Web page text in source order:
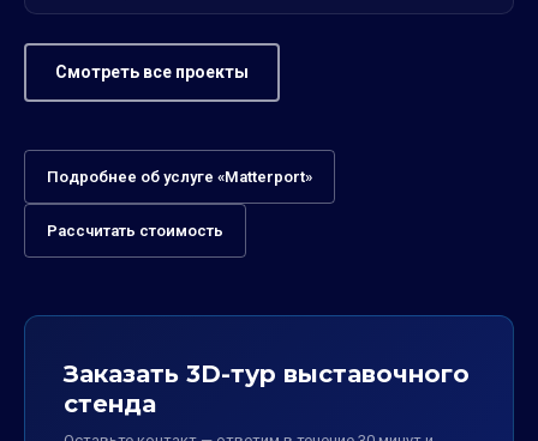
Смотреть все проекты
Подробнее об услуге «Matterport»
Рассчитать стоимость
Заказать 3D-тур выставочного
стенда